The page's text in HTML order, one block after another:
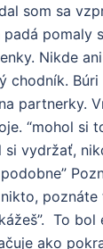
som sa
padá pomaly
Nikde
chodník.
partnerky.
“mohol si
si vydržať,
poznáte
To bol
ako